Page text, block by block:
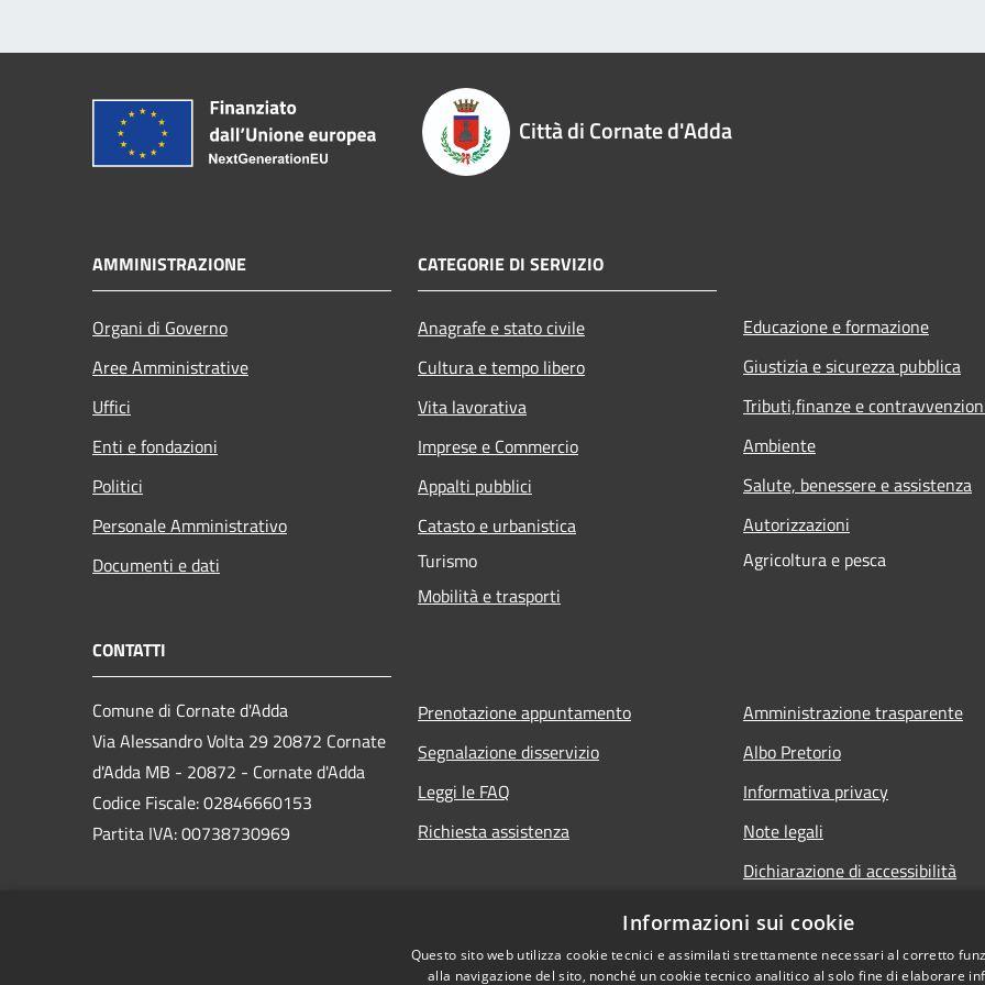
Città di Cornate d'Adda
AMMINISTRAZIONE
Organi di Governo
Aree Amministrative
Uffici
Enti e fondazioni
Politici
Personale Amministrativo
Documenti e dati
CATEGORIE DI SERVIZIO
Anagrafe e stato civile
Cultura e tempo libero
Vita lavorativa
Imprese e Commercio
Appalti pubblici
Catasto e urbanistica
Turismo
Mobilità e trasporti
Educazione e formazione
Giustizia e sicurezza pubblica
Tributi,finanze e
Ambiente
Salute, benessere e assistenza
Autorizzazioni
Agricoltura e pesca
CONTATTI
Comune di Cornate d'Adda
Via Alessandro Volta 29 20872 Cornate
d'Adda MB - 20872 - Cornate d'Adda
Codice Fiscale: 02846660153
Partita IVA: 00738730969
Prenotazione appuntamento
Segnalazione disservizio
Leggi le FAQ
Richiesta assistenza
Amministrazione trasparente
Albo Pretorio
Informativa privacy
Note legali
Dichiarazione di accessibilità
Informazioni sui cookie
Questo sito web utilizza cookie tecnici e assimilati strettamente necessari al corretto
alla navigazione del sito, nonché un cookie tecnico analitico al solo fine di elaborare